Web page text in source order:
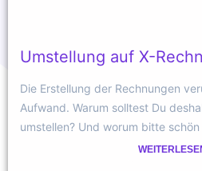
Umstellung auf X-
Die Erstellung der Rechnungen
Aufwand. Warum solltest Du
umstellen? Und worum bitte